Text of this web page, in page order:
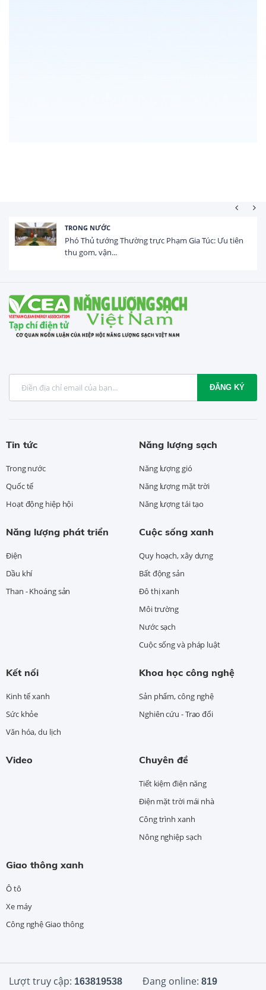
HOẠT ĐỘNG ĐẦU TƯ
Tổng vốn FDI đăng ký vào Việt Nam đạt gần 25 tỷ
USD trong 5 tháng...
ĐĂNG KÝ
Tin tức
Trong nước
Quốc tế
Hoạt động hiệp hội
Năng lượng sạch
Năng lượng gió
Năng lượng mặt trời
Năng lượng tái tạo
Năng lượng phát triển
Điện
Dầu khí
Than - Khoáng sản
Cuộc sống xanh
Quy hoạch, xây dựng
Bất động sản
Đô thị xanh
Môi trường
Nước sạch
Cuộc sống và pháp luật
Kết nối
Kinh tế xanh
Sức khỏe
Văn hóa, du lịch
Khoa học công nghệ
Sản phẩm, công nghệ
Nghiên cứu - Trao đổi
Video Chuyên đề
Tiết kiệm điện năng
Điện mặt trời mái nhà
Công trình xanh
Nông nghiệp sạch
Giao thông xanh
Ô tô
Xe máy
Công nghệ Giao thông
Lượt truy cập: 163819538 Đang online: 819